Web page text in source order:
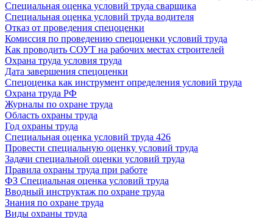
Специальная оценка условий труда сварщика
Специальная оценка условий труда водителя
Отказ от проведения спецоценки
Комиссия по проведению спецоценки условий труда
Как проводить СОУТ на рабочих местах строителей
Охрана труда условия труда
Дата завершения спецоценки
Спецоценка как инструмент определения условий труда
Охрана труда РФ
Журналы по охране труда
Область охраны труда
Год охраны труда
Специальная оценка условий труда 426
Провести специальную оценку условий труда
Задачи специальной оценки условий труда
Правила охраны труда при работе
ФЗ Специальная оценка условий труда
Вводный инструктаж по охране труда
Знания по охране труда
Виды охраны труда